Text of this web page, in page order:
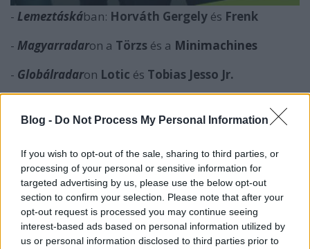
Blog - Do Not Process My Personal Information
If you wish to opt-out of the sale, sharing to third parties, or
processing of your personal or sensitive information for
targeted advertising by us, please use the below opt-out
section to confirm your selection. Please note that after your
opt-out request is processed you may continue seeing
interest-based ads based on personal information utilized by
us or personal information disclosed to third parties prior to
- Lemeztáskában: Horváth Gergely és Frenk
- Magyarradaron a Törzs és a Minimachines
- Globálradaron Lotic és Tobias Jesso Jr.
Fókusztémában a zenei ökolábnyom méretének
alakulásáról, a fesztiválok és a környezetvédelem
viszonyáról, a zöld popdalokról, a vinyl
újrahasznosításának módjairól írtunk, valamint
megszólítottunk környezettudatos magyar
előadókat is